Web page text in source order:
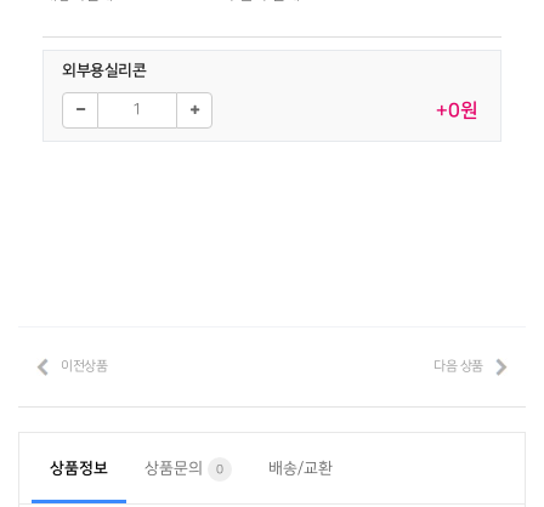
외부용실리콘
+0원
이전상품 다음 상품
상품정보 상품문의 0 배송/교환